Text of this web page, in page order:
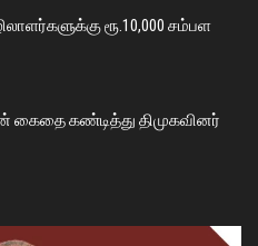
ரூ.10,000 சம்பள
கைதை கண்டித்து திமுகவினர்